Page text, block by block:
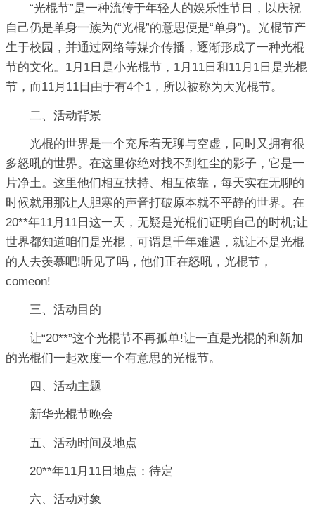
“光棍节”是一种流传于年轻人的娱乐性节日，以庆祝
自己仍是单身一族为(“光棍”的意思便是“单身”)。光棍节产
生于校园，并通过网络等媒介传播，逐渐形成了一种光棍
节的文化。1月1日是小光棍节，1月11日和11月1日是光棍
节，而11月11日由于有4个1，所以被称为大光棍节。
二、活动背景
光棍的世界是一个充斥着无聊与空虚，同时又拥有很
多怒吼的世界。在这里你绝对找不到红尘的影子，它是一
片净土。这里他们相互扶持、相互依靠，每天实在无聊的
时候就用那让人胆寒的声音打破原本就不平静的世界。在
20**年11月11日这一天，无疑是光棍们证明自己的时机;让
世界都知道咱们是光棍，可谓是千年难遇，就让不是光棍
的人去羡慕吧!听见了吗，他们正在怒吼，光棍节，
comeon!
三、活动目的
让“20**”这个光棍节不再孤单!让一直是光棍的和新加
的光棍们一起欢度一个有意思的光棍节。
四、活动主题
新华光棍节晚会
五、活动时间及地点
20**年11月11日地点：待定
六、活动对象